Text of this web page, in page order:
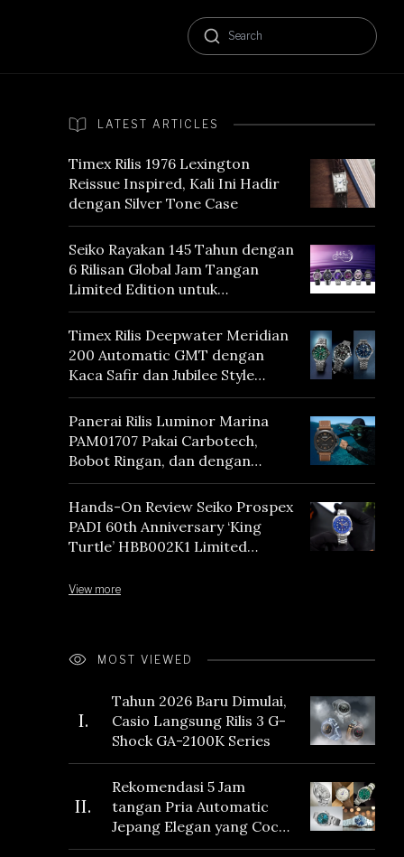
LATEST ARTICLES
Timex Rilis 1976 Lexington
Reissue Inspired, Kali Ini Hadir
dengan Silver Tone Case
Seiko Rayakan 145 Tahun dengan
6 Rilisan Global Jam Tangan
Limited Edition untuk
Menghormati Edo Purple,
Warna yang Mencerminkan
Warisan Tokyo
Timex Rilis Deepwater Meridian
200 Automatic GMT dengan
Kaca Safir dan Jubilee Style
Bracelet
Panerai Rilis Luminor Marina
PAM01707 Pakai Carbotech,
Bobot Ringan, dan dengan
Vintage Vibes
Hands-On Review Seiko Prospex
PADI 60th Anniversary ‘King
Turtle’ HBB002K1 Limited
View more
MOST VIEWED
I.
Tahun 2026 Baru Dimulai,
Casio Langsung Rilis 3 G-
Shock GA-2100K Series
II.
Rekomendasi 5 Jam
tangan Pria Automatic
Jepang Elegan yang Cocok
Dikoleksi di 2026